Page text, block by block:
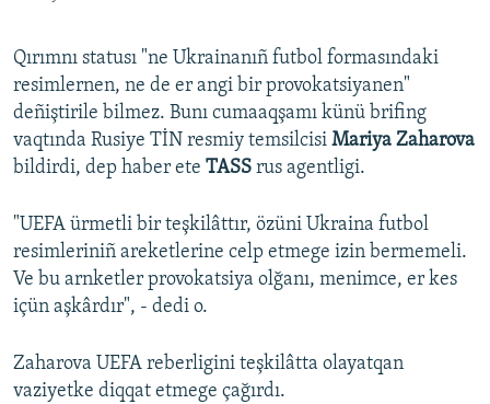
RFE/RS bütün saytları
Qırımnı statusı "ne Ukrainanıñ futbol formasındaki
resimlernen, ne de er angi bir provokatsiyanen"
deñiştirile bilmez. Bunı cumaaqşamı künü brifing
vaqtında Rusiye TİN resmiy temsilcisi Mariya Zaharova
bildirdi, dep haber ete TASS rus agentligi.
"UEFA ürmetli bir teşkilâttır, özüni Ukraina futbol
resimleriniñ areketlerine celp etmege izin bermemeli.
Ve bu arnketler provokatsiya olğanı, menimce, er kes
içün aşkârdır", - dedi o.
Zaharova UEFA reberligini teşkilâtta olayatqan
vaziyetke diqqat etmege çağırdı.